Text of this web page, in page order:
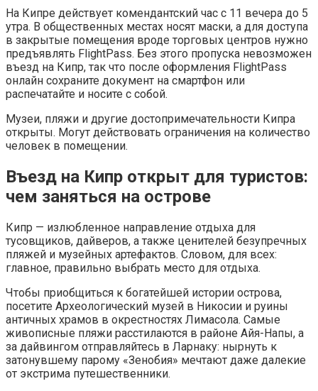
На Кипре действует комендантский час с 11 вечера до 5
утра. В общественных местах носят маски, а для доступа
в закрытые помещения вроде торговых центров нужно
предъявлять FlightPass. Без этого пропуска невозможен
въезд на Кипр, так что после оформления FlightPass
онлайн сохраните документ на смартфон или
распечатайте и носите с собой.
Музеи, пляжи и другие достопримечательности Кипра
открыты. Могут действовать ограничения на количество
человек в помещении.
Въезд на Кипр открыт для туристов:
чем заняться на острове
Кипр — излюбленное направление отдыха для
тусовщиков, дайверов, а также ценителей безупречных
пляжей и музейных артефактов. Словом, для всех:
главное, правильно выбрать место для отдыха.
Чтобы приобщиться к богатейшей истории острова,
посетите Археологический музей в Никосии и руины
античных храмов в окрестностях Лимасола. Самые
живописные пляжи расстилаются в районе Айя-Напы, а
за дайвингом отправляйтесь в Ларнаку: нырнуть к
затонувшему парому «Зенобия» мечтают даже далекие
от экстрима путешественники.